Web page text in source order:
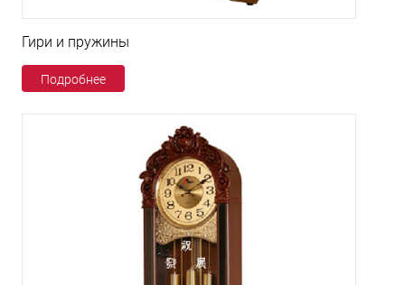
Гири и пружины
Подробнее